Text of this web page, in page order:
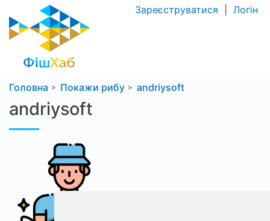
Зареєструватися Логін
Головна Покажи рибу andriysoft
andriysoft